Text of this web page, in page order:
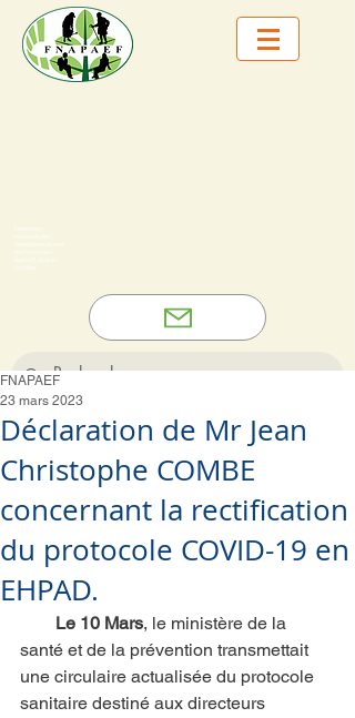
Déclaration de Mr Jean
Christophe COMBE
concernant la rectification
du protocole COVID-19 en
EHPAD.
FNAPAEF
23 mars 2023
Le 10 Mars, le ministère de la
santé et de la prévention transmettait
une circulaire actualisée du protocole
sanitaire destiné aux directeurs